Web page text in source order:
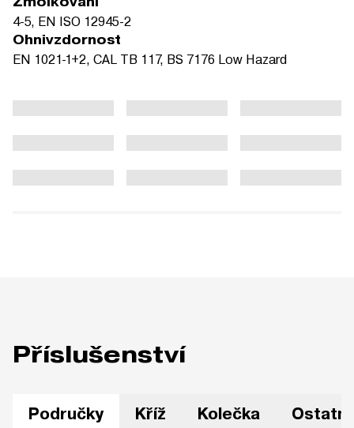
4-5, EN ISO 12945-2
Ohnivzdornost
EN 1021-1+2, CAL TB 117, BS 7176 Low Hazard
Příslušenství
Područky Kříž Kolečka Ostatní